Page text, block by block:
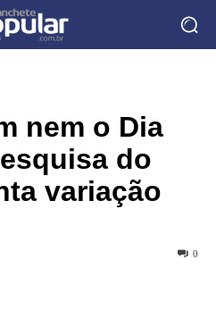
nem o Dia
do
variação
0